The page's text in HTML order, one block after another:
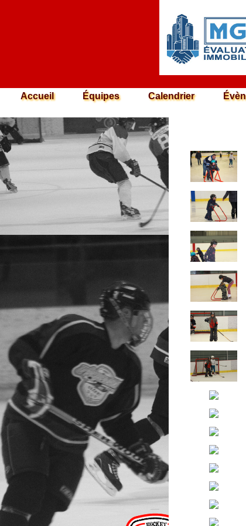
Accueil Équipes Calendrier